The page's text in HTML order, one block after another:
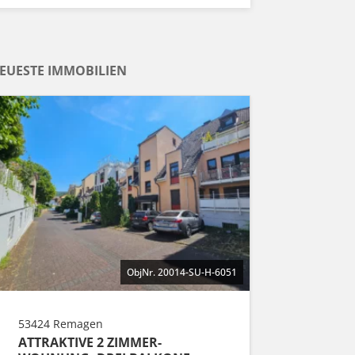
IMMOBILIEN
ObjNr. 20014-SU-H-6051
53424 Remagen
ATTRAKTIVE 2 ZIMMER-